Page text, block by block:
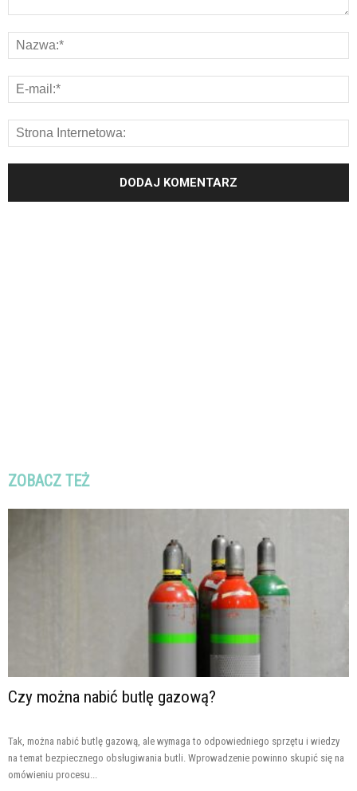
ZOBACZ TEŻ
Czy można nabić butlę gazową?
Tak, można nabić butlę gazową, ale wymaga to odpowiedniego sprzętu i wiedzy
na temat bezpiecznego obsługiwania butli. Wprowadzenie powinno skupić się na
omówieniu procesu...